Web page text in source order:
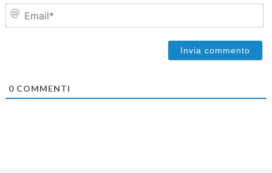
0COMMENTI